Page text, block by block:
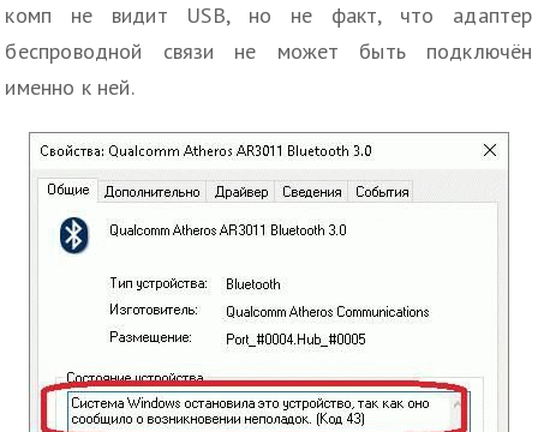
комп не видит USB, но не факт, что адаптер
беспроводной связи не может быть подключён
именно к ней.